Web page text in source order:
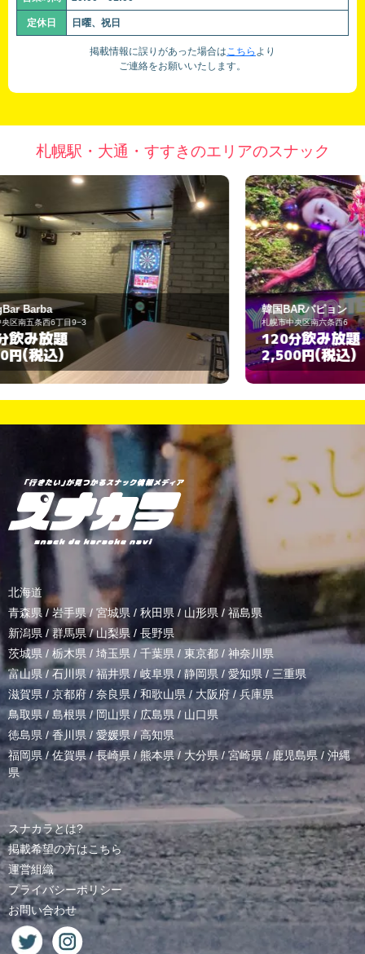
定休日 日曜、祝日
掲載情報に誤りがあった場合はこちら より
ご連絡をお願いいたします。
札幌駅・大通・すすきのエリアのスナック
韓国BARパピョン
札幌市中央区南六条西6
120分飲み放題
2,500円
札
北海道
青森県 / 岩手県/ 宮城県 / 秋田県 / 山形県/ 福島県
新潟県 /群馬県/山梨県 / 長野県
茨城県 / 栃木県 / 埼玉県 / 千葉県 / 東京都 / 神奈川県
富山県 /石川県/福井県/岐阜県 / 静岡県 / 愛知県 / 三重県
滋賀県 / 京都府 / 奈良県 / 和歌山県/ 大阪府 /兵庫県
鳥取県/ 島根県 /岡山県/ 広島県 / 山口県
徳島県 /香川県 / 愛媛県/高知県
福岡県/佐賀県/長崎県 /熊本県/ 大分県/宮崎県 /鹿児島県 / 沖縄
県
スナカラとは?
掲載希望の方はこちら
運営組織
プライバシーポリシー
お問い合わせ